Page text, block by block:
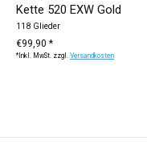
Kette 520 EXW Gold
118 Glieder
€99,90 *
*Inkl. MwSt. zzgl.Versandkosten